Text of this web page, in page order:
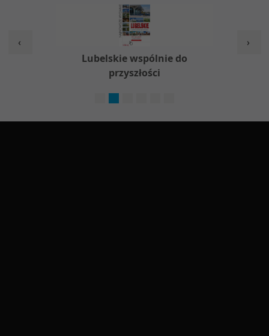
Lubelskie wspólnie do
przyszłości
‹ ›